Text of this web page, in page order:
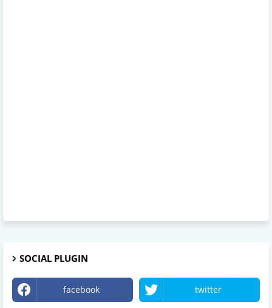
SOCIAL PLUGIN
facebook twitter